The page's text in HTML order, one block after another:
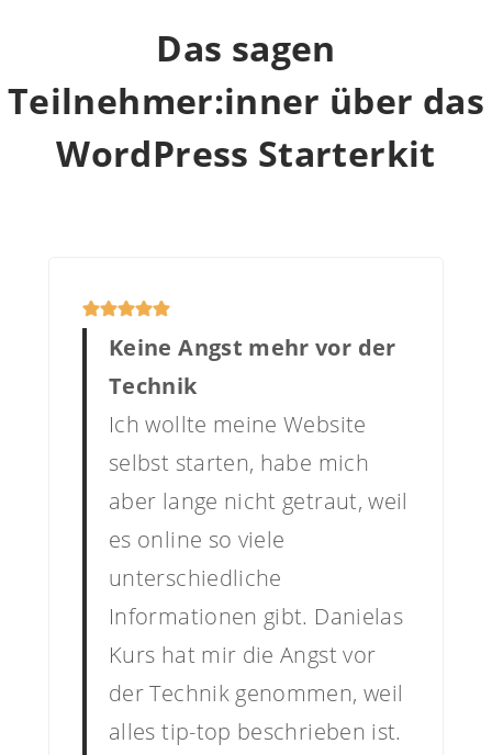
Das sagen
Teilnehmer:inner über das
WordPress Starterkit
Keine Angst mehr vor der
Technik
Ich wollte meine Website
selbst starten, habe mich
aber lange nicht getraut, weil
es online so viele
unterschiedliche
Informationen gibt. Danielas
Kurs hat mir die Angst vor
der Technik genommen, weil
alles tip-top beschrieben ist.